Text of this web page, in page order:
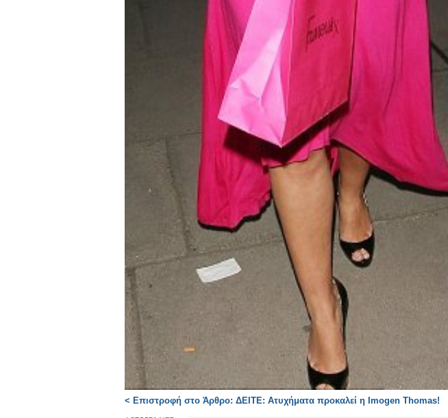
< Επιστροφή στο Άρθρο: ΔΕΙΤΕ: Ατυχήματα προκαλεί η Imogen Thomas!